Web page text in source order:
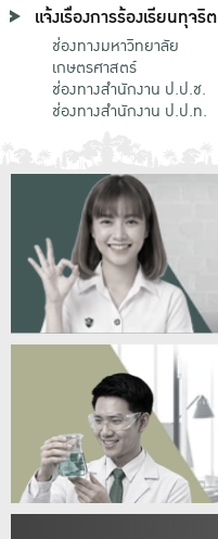
แจ้งเรื่องการร้องเรียนทุจริต
ช่องทางมหาวิทยาลัย
เกษตรศาสตร์
ช่องทางสำนักงาน ป.ป.ช.
ช่องทางสำนักงาน ป.ป.ท.